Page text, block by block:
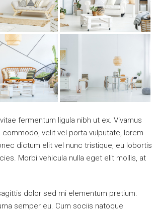
fermentum ligula nibh ut ex. Vivamus
velit vel porta vulputate, lorem
dictum elit vel nunc tristique, eu lobortis
Morbi vehicula nulla eget elit mollis, at
dolor sed mi elementum pretium.
semper eu. Cum sociis natoque